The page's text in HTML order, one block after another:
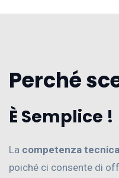
Perché
È Semplice !
La competenza tecnica
poiché ci consente di